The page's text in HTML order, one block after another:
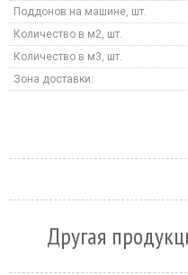
Поддонов на машине, шт.
Количество в м2, шт.
Количество в м3, шт.
Зона доставки:
Другая